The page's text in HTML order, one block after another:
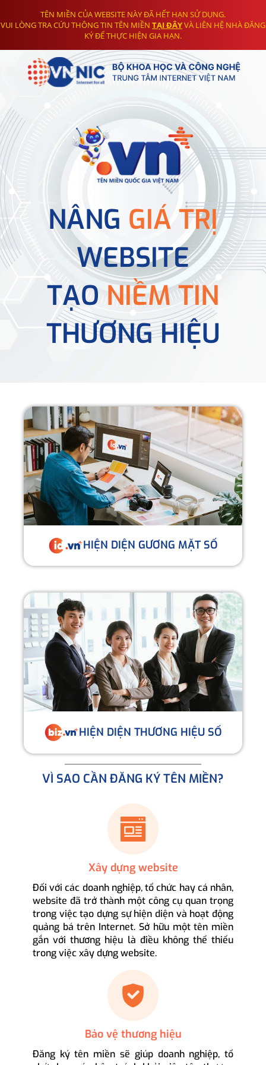
TÊN MIỀN CỦA WEBSITE NÀY ĐÃ HẾT HẠN SỬ DỤNG.
VUI LÒNG TRA CỨU THÔNG TIN TÊN MIỀN TẠI ĐÂYVÀ LIÊN HỆ NHÀ ĐĂNG
KÝ ĐỂ THỰC HIỆN GIA HẠN.
NÂNG GIÁ TRỊ
WEBSITE
TẠONIỀM TIN
THƯƠNG HIỆU
HIỆN DIỆN GƯƠNG MẶT SỐ
HIỆN DIỆN THƯƠNG HIỆU SỐ
VÌ SAO CẦN ĐĂNG KÝ TÊN MIỀN?
Xây dựng website
Đối với các doanh nghiệp, tổ chức hay cá nhân,
website đã trở thành một công cụ quan trọng
trong việc tạo dựng sự hiện diện và hoạt động
quảng bá trên Internet. Sở hữu một tên miền
gắn với thương hiệu là điều không thể thiếu
trong việc xây dựng website.
Bảo vệ thương hiệu
Đăng ký tên miền sẽ giúp doanh nghiệp, tổ